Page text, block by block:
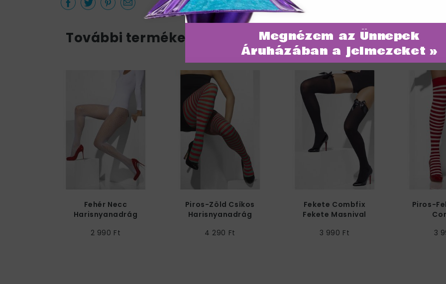
További termékek a kategóriában
Fehér Necc
Harisnyanadrág
2 990 Ft
Piros-Zöld Csíkos
Harisnyanadrág
4 290 Ft
Fekete Combfix
Fekete Masnival
3 990 Ft
Piros-
3
Megnézem az Ünnepek
Áruházában a jelmezeket »